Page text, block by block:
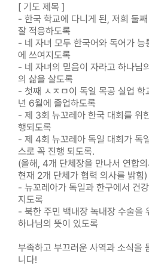
[ 기도 제목 ]
- 한국 학교에 다니게 된, 저희 둘
잘 적응하도록
- 네 자녀 모두 한국어와 독어가
에 쓰여지도록
- 네 자녀의 믿음이 자라고 하나님
의 삶을 살도록
- 첫째 ㅅㅈㅁ이 독일 목공 실업 학
년 6월에 졸업하도록
- 제 3회 뉴꼬레아 한국 대회를 위
행되도록
- 제 4회 뉴꼬레아 독일 대회가 독
스로 꼭 진행 되도록.
(올해, 4개 단체장을 만나서 연합
현재 2개 단체가 협력 의사를 밝힘)
- 뉴꼬레아가 독일과 한구에서 건
지도록
- 북한 주민 백내장 녹내장 수술을
하나님의 뜻이 있도록
부족하고 부끄러운 사역과 소식을
니다!